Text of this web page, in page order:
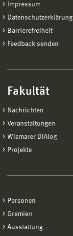
Impressum
Datenschutzerklärung
Barrierefreiheit
Feedback senden
Fakultät
Nachrichten
Veranstaltungen
Wismarer DIAlog
Projekte
Personen
Gremien
Ausstattung